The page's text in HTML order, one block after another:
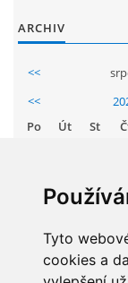
Tyto
cookies a
PŘEDŠKOLÁCI
ŠKOLNÍ
ARCHIV
<<
<<
Po
Út St
11 12
18 19
25 26